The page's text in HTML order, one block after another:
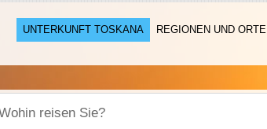
UNTERKUNFT TOSKANA REGIONEN UND ORTE
Wohin reisen Sie?